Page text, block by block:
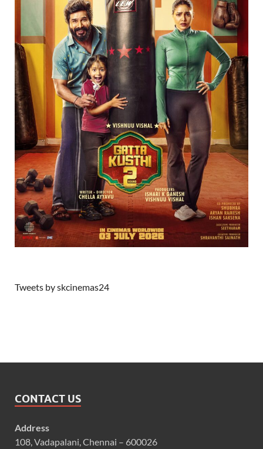
Tweets by skcinemas24
CONTACT US
Address
108, Vadapalani, Chennai – 600026